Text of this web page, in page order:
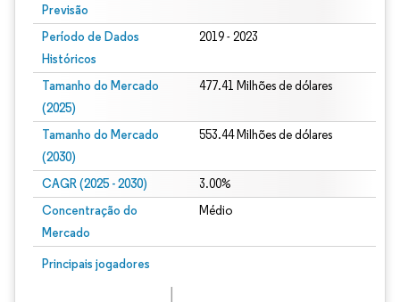
Previsão
Período de Dados
Históricos
2019 - 2023
Tamanho do Mercado
(2025)
477.41 Milhões de dólares
Tamanho do Mercado
(2030)
553.44 Milhões de dólares
CAGR (2025 - 2030) 3.00%
Concentração do
Mercado
Médio
Principais jogadores